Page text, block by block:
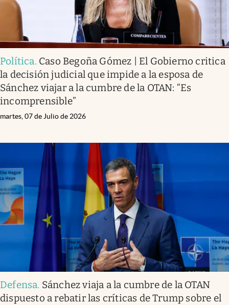
Política. Caso Begoña Gómez | El Gobierno critica
la decisión judicial que impide a la esposa de
Sánchez viajar a la cumbre de la OTAN: “Es
incomprensible”
martes, 07 de Julio de 2026
Defensa. Sánchez viaja a la cumbre de la OTAN
dispuesto a rebatir las críticas de Trump sobre el